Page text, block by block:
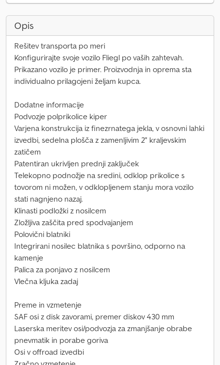
Opis
Rešitev transporta po meri
Konfigurirajte svoje vozilo Fliegl po vaših zahtevah.
Prikazano vozilo je primer. Proizvodnja in oprema sta
individualno prilagojeni željam kupca.
Dodatne informacije
Podvozje polprikolice kiper
Varjena konstrukcija iz finezrnatega jekla, v osnovni lahki
izvedbi, sedelna plošča z zamenljivim 2" kraljevskim
zatičem
Patentiran ukrivljen prednji zaključek
Telekopno podnožje na sredini, odklop prikolice s
tovorom ni možen, v odklopljenem stanju mora vozilo
stati nagnjeno nazaj.
Klinasti podložki z nosilcem
Zložljiva zaščita pred spodvajanjem
Polovični blatniki
Integrirani nosilec blatnika s površino, odporno na
kamenje
Palica za ponjavo z nosilcem
Vlečna kljuka zadaj
Preme in vzmetenje
SAF osi z disk zavorami, premer diskov 430 mm
Laserska meritev osi/podvozja za zmanjšanje obrabe
pnevmatik in porabe goriva
Osi v offroad izvedbi